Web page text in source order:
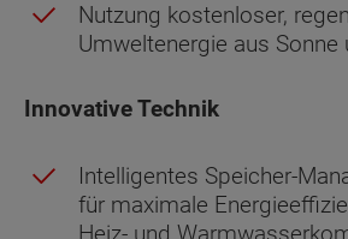
Nutzung kostenloser,
Umweltenergie aus Sonne
Innovative Technik
Intelligentes Speicher-
für maximale